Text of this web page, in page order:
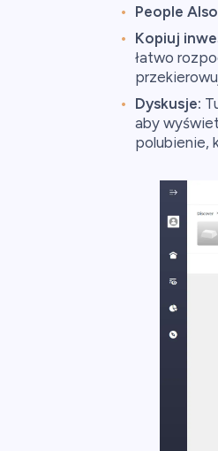
People
Kopiuj
łatwo
Dyskusje:
aby
polubienie,